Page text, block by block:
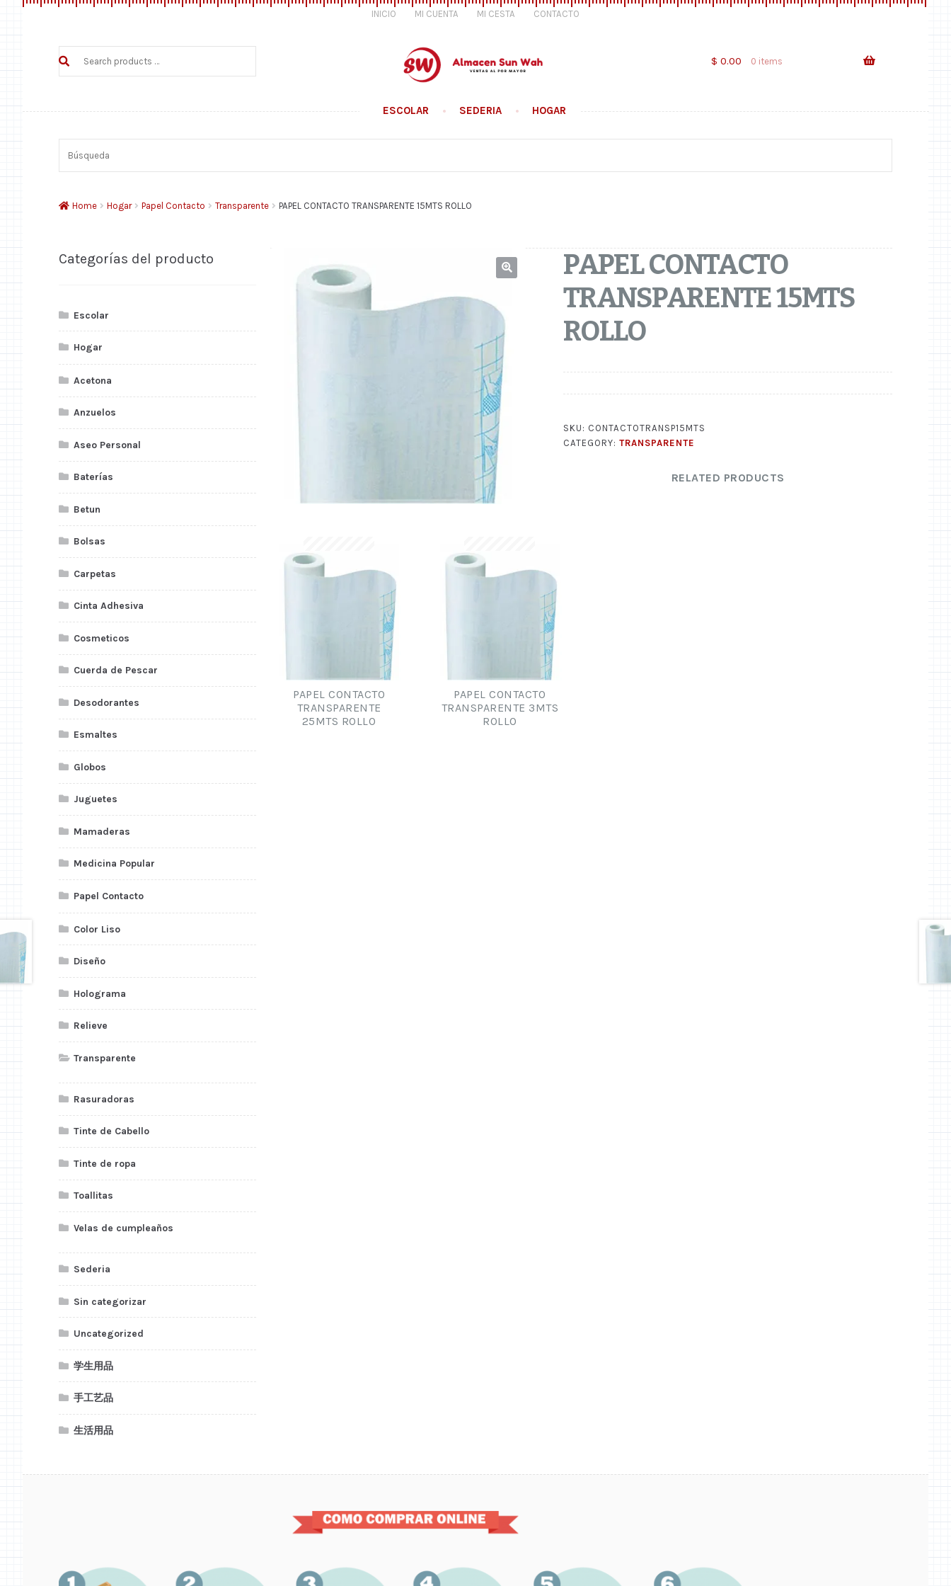
INICIO MI CUENTA MI CESTA CONTACTO
products
$ 0.00 0 items
ESCOLAR SEDERIA HOGAR
Home Hogar Papel Contacto Transparente PAPEL CONTACTO TRANSPARENTE 15MTS ROLLO
PAPEL CONTACTO
TRANSPARENTE 15MTS
ROLLO
SKU: CONTACTOTRANSP15MTS
CATEGORY: TRANSPARENTE
RELATED PRODUCTS
PAPEL CONTACTO
TRANSPARENTE
25MTS ROLLO
PAPEL CONTACTO
TRANSPARENTE 3MTS
ROLLO
Categorías del producto
Escolar
Hogar
Acetona
Anzuelos
Aseo Personal
Baterías
Betun
Bolsas
Carpetas
Cinta Adhesiva
Cosmeticos
Cuerda de Pescar
Desodorantes
Esmaltes
Globos
Juguetes
Mamaderas
Medicina Popular
Papel Contacto
Color Liso
Diseño
Holograma
Relieve
Transparente
Rasuradoras
Tinte de Cabello
Tinte de ropa
Toallitas
Velas de cumpleaños
Sederia
Sin categorizar
Uncategorized
学生用品
手工艺品
生活用品